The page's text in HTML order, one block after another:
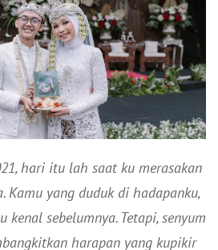
hari itu lah saat ku merasakan
Kamu yang duduk di hadapanku,
kenal sebelumnya. Tetapi, senyum
harapan yang kupikir